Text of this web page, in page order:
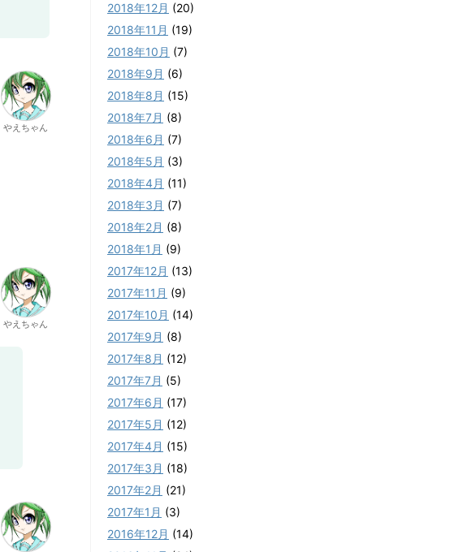
やえちゃん
やえちゃん
2018年12月 (20)
2018年11月 (19)
2018年10月 (7)
2018年9月 (6)
2018年8月 (15)
2018年7月 (8)
2018年6月 (7)
2018年5月 (3)
2018年4月 (11)
2018年3月 (7)
2018年2月 (8)
2018年1月 (9)
2017年12月 (13)
2017年11月 (9)
2017年10月 (14)
2017年9月 (8)
2017年8月 (12)
2017年7月 (5)
2017年6月 (17)
2017年5月 (12)
2017年4月 (15)
2017年3月 (18)
2017年2月 (21)
2017年1月 (3)
2016年12月 (14)